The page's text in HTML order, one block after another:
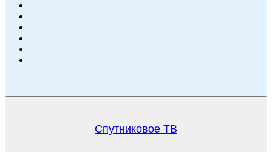
Спутниковое ТВ